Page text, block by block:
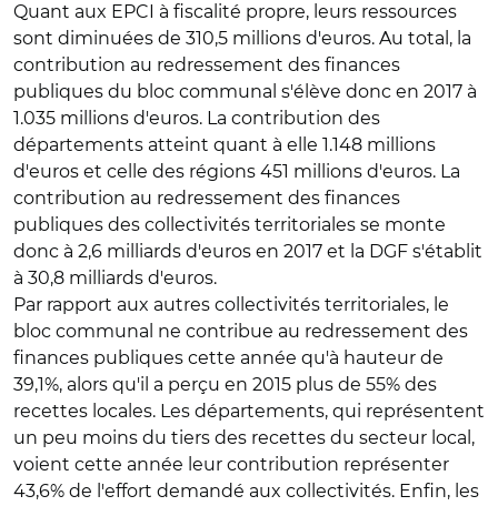
Quant aux EPCI à fiscalité propre, leurs ressources
sont diminuées de 310,5 millions d'euros. Au total, la
contribution au redressement des finances
publiques du bloc communal s'élève donc en 2017 à
1.035 millions d'euros. La contribution des
départements atteint quant à elle 1.148 millions
d'euros et celle des régions 451 millions d'euros. La
contribution au redressement des finances
publiques des collectivités territoriales se monte
donc à 2,6 milliards d'euros en 2017 et la DGF s'établit
à 30,8 milliards d'euros.
Par rapport aux autres collectivités territoriales, le
bloc communal ne contribue au redressement des
finances publiques cette année qu'à hauteur de
39,1%, alors qu'il a perçu en 2015 plus de 55% des
recettes locales. Les départements, qui représentent
un peu moins du tiers des recettes du secteur local,
voient cette année leur contribution représenter
43,6% de l'effort demandé aux collectivités. Enfin, les